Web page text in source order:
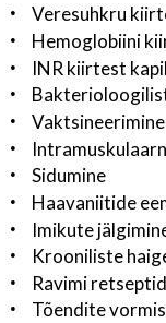
Veresuhkru
Hemoglobiini
INR kiirtest
Vaktsineerimine
Sidumine
Haavaniitide
Imikute
Krooniliste
Ravimi
Tõendite